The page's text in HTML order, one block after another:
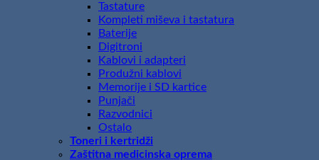
Tastature
Kompleti miševa i tastatura
Baterije
Digitroni
Kablovi i adapteri
Produžni kablovi
Memorije i SD kartice
Punjači
Razvodnici
Ostalo
Toneri i kertridži
Zaštitna medicinska oprema